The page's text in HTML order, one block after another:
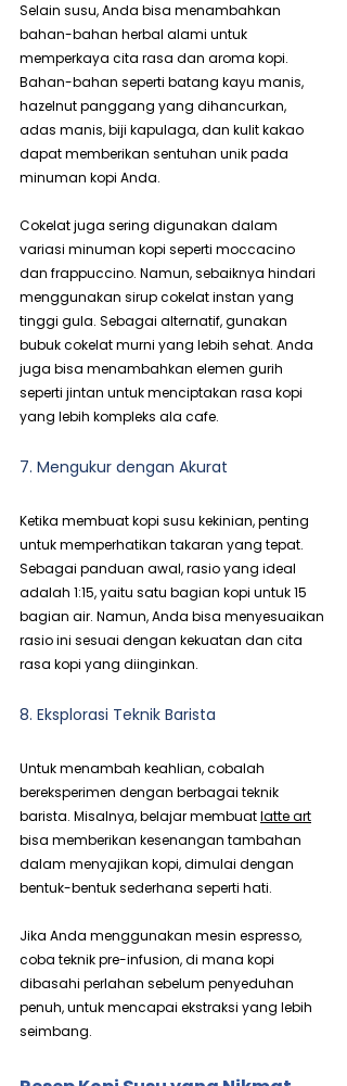
Selain susu, Anda bisa menambahkan
bahan-bahan herbal alami untuk
memperkaya cita rasa dan aroma kopi.
Bahan-bahan seperti batang kayu manis,
hazelnut panggang yang dihancurkan,
adas manis, biji kapulaga, dan kulit kakao
dapat memberikan sentuhan unik pada
minuman kopi Anda.
Cokelat juga sering digunakan dalam
variasi minuman kopi seperti moccacino
dan frappuccino. Namun, sebaiknya hindari
menggunakan sirup cokelat instan yang
tinggi gula. Sebagai alternatif, gunakan
bubuk cokelat murni yang lebih sehat. Anda
juga bisa menambahkan elemen gurih
seperti jintan untuk menciptakan rasa kopi
yang lebih kompleks ala cafe.
7. Mengukur dengan Akurat
Ketika membuat kopi susu kekinian, penting
untuk memperhatikan takaran yang tepat.
Sebagai panduan awal, rasio yang ideal
adalah 1:15, yaitu satu bagian kopi untuk 15
bagian air. Namun, Anda bisa menyesuaikan
rasio ini sesuai dengan kekuatan dan cita
rasa kopi yang diinginkan.
8. Eksplorasi Teknik Barista
Untuk menambah keahlian, cobalah
bereksperimen dengan berbagai teknik
barista. Misalnya, belajar membuat latte art
bisa memberikan kesenangan tambahan
dalam menyajikan kopi, dimulai dengan
bentuk-bentuk sederhana seperti hati.
Jika Anda menggunakan mesin espresso,
coba teknik pre-infusion, di mana kopi
dibasahi perlahan sebelum penyeduhan
penuh, untuk mencapai ekstraksi yang lebih
seimbang.